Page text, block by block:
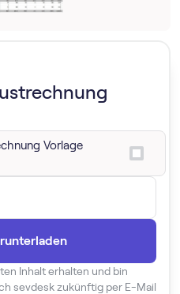
Vorlage
Inhalt erhalten und bin
sevdesk zukünftig per E-Mail